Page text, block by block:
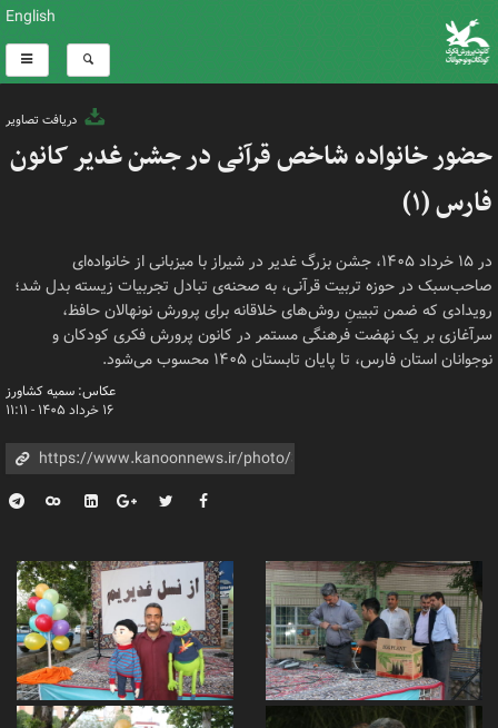
English
دریافت تصاویر
حضور خانواده شاخص قرآنی در جشن غدیر کانون
فارس (۱)
در ۱۵ خرداد ۱۴۰۵، جشن بزرگ غدیر در شیراز با میزبانی از خانواده‌ای
صاحب‌سبک در حوزه تربیت قرآنی، به صحنه‌ی تبادل تجربیات زیسته بدل شد؛
رویدادی که ضمن تبیینِ روش‌های خلاقانه برای پرورش نونهالان حافظ،
سرآغازی بر یک نهضت فرهنگی مستمر در کانون پرورش فکری کودکان و
نوجوانان استان فارس، تا پایان تابستان ۱۴۰۵ محسوب می‌شود.
عکاس: سمیه کشاورز
۱۶ خرداد ۱۴۰۵ - ۱۱:۱۱